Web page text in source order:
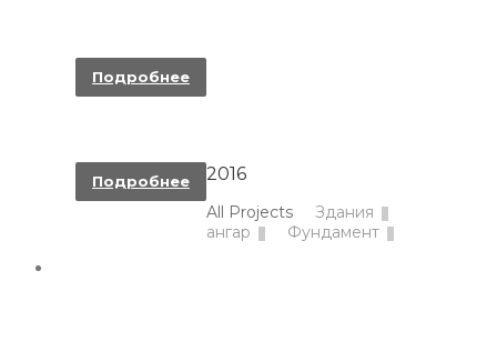
Подробнее
Подробнее 2016
All Projects
Здания
ангар
Фундамент